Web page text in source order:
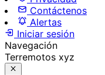
Contáctenos
Alertas
Iniciar sesión
Navegación
Terremotos xyz